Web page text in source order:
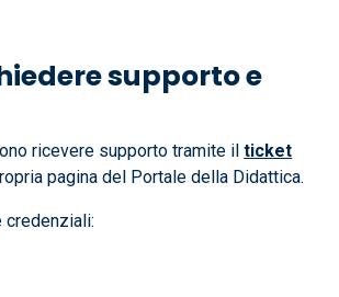
supporto e
ricevere supporto tramite ilticket
pagina del Portale della Didattica.
credenziali: